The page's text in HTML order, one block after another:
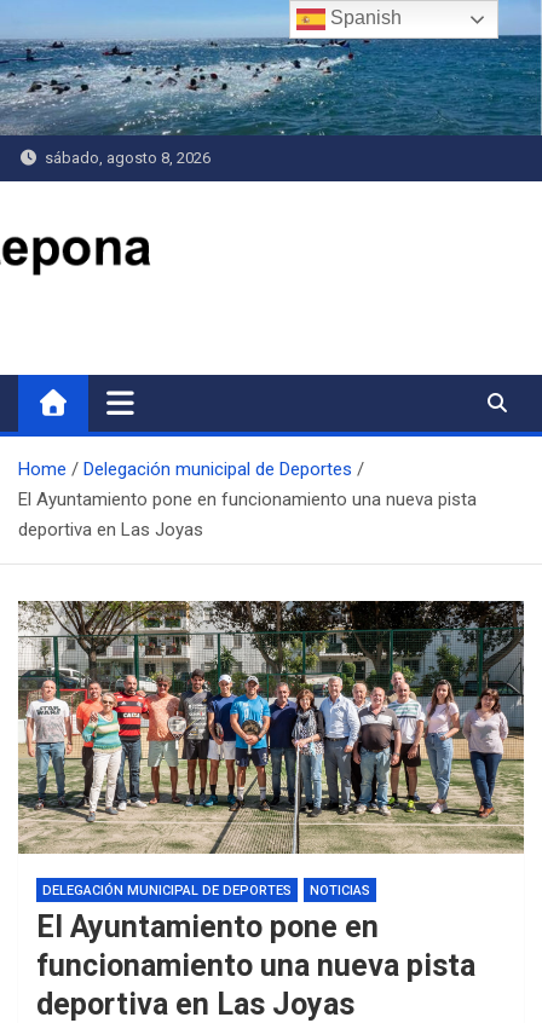
al
contenido
sábado, agosto 8, 2026
Home
Delegación municipal de Deportes
El Ayuntamiento pone en funcionamiento una nueva pista
deportiva en Las Joyas
DELEGACIÓN MUNICIPAL DE DEPORTES NOTICIAS
El Ayuntamiento pone en
funcionamiento una nueva pista
deportiva en Las Joyas
Spanish